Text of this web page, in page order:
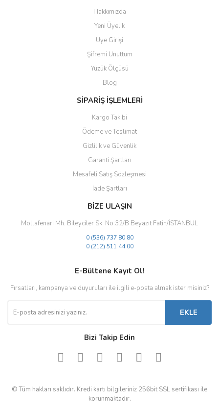
Yorum Yaz
Ürün resmi kalitesiz, bozuk veya görüntülenemiyor.
Ürün açıklamasında eksik bilgiler bulunuyor.
Ürün bilgilerinde hatalar bulunuyor.
Ürün fiyatı diğer sitelerden daha pahalı.
Bu ürüne benzer farklı alternatifler olmalı.
Gönder
Hakkımızda
Yeni Üyelik
Üye Girişi
Şifremi Unuttum
Yüzük Ölçüsü
Blog
SİPARİŞ İŞLEMLERİ
Kargo Takibi
Ödeme ve Teslimat
Gizlilik ve Güvenlik
Garanti Şartları
Mesafeli Satış Sözleşmesi
İade Şartları
BİZE ULAŞIN
Mollafenari Mh. Bileyciler Sk. No:32/B Beyazıt Fatih/İSTANBUL
0 (536) 737 80 80
0 (212) 511 44 00
E-Bültene Kayıt Ol!
Fırsatları, kampanya ve duyuruları ile ilgili e-posta almak ister misiniz?
EKLE
Bizi Takip Edin
© Tüm hakları saklıdır. Kredi kartı bilgileriniz 256bit SSL sertifikası ile
korunmaktadır.